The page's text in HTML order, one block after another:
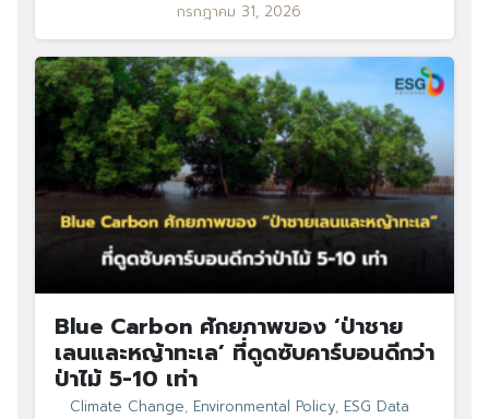
กรกฎาคม 31, 2026
Blue Carbon ศักยภาพของ ‘ป่าชาย
เลนและหญ้าทะเล’ ที่ดูดซับคาร์บอนดีกว่า
ป่าไม้ 5-10 เท่า
Climate Change, Environmental Policy, ESG Data